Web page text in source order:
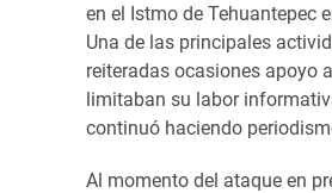
en el Istmo de Tehuantepec
Una de las principales
reiteradas ocasiones apoyo
limitaban su labor
continuó haciendo
Al momento del ataque en